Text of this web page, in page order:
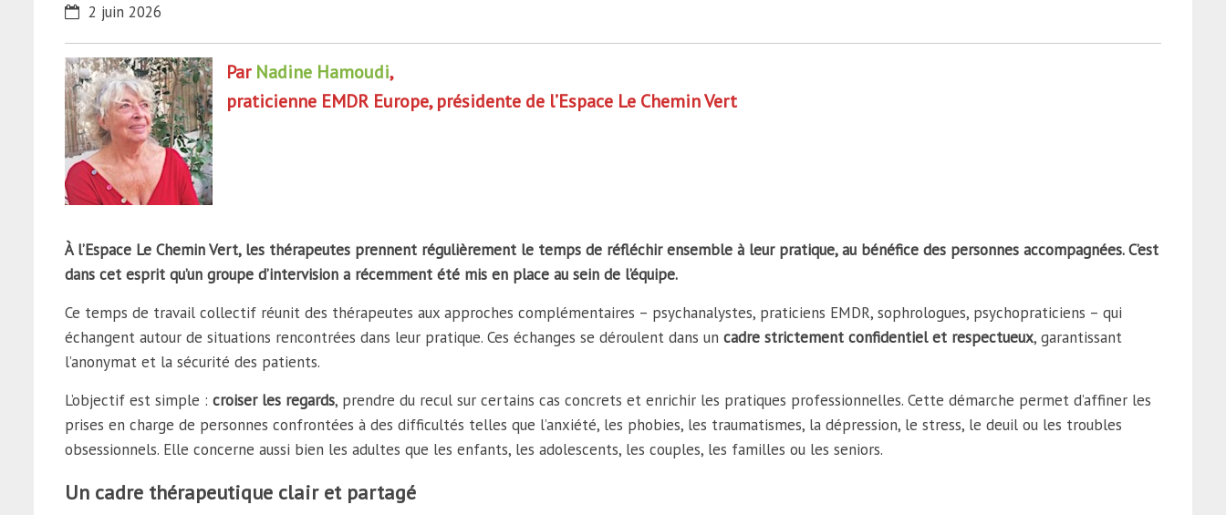
2 juin 2026
Par Nadine Hamoudi,
praticienne EMDR Europe, présidente de l’Espace Le Chemin Vert
À l’Espace Le Chemin Vert, les thérapeutes prennent régulièrement le temps de réfléchir ensemble à leur pratique, au bénéfice des personnes accompagnées. C’est
dans cet esprit qu’un groupe d’intervision a récemment été mis en place au sein de l’équipe.
Ce temps de travail collectif réunit des thérapeutes aux approches complémentaires – psychanalystes, praticiens EMDR, sophrologues, psychopraticiens – qui
échangent autour de situations rencontrées dans leur pratique. Ces échanges se déroulent dans un cadre strictement confidentiel et respectueux, garantissant
l’anonymat et la sécurité des patients.
L’objectif est simple : croiser les regards, prendre du recul sur certains cas concrets et enrichir les pratiques professionnelles. Cette démarche permet d’affiner les
prises en charge de personnes confrontées à des difficultés telles que l’anxiété, les phobies, les traumatismes, la dépression, le stress, le deuil ou les troubles
obsessionnels. Elle concerne aussi bien les adultes que les enfants, les adolescents, les couples, les familles ou les seniors.
Un cadre thérapeutique clair et partagé